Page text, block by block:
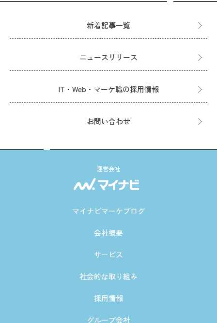
新着記事一覧
ニュースリリース
IT・Web・マーケ職の採用情報
お問い合わせ
運営会社
マイナビマーケブログ
会社概要
サービス
社会的な取り組み
採用情報
グループ会社